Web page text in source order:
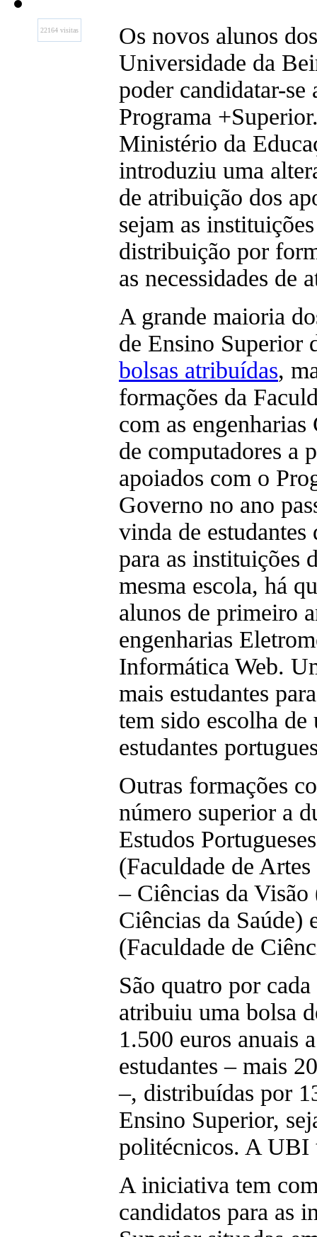
22164 visitas
Os novos alunos
Universidade da
poder candidatar-se
Programa
Ministério da
introduziu uma
de atribuição dos
sejam as
distribuição por
as necessidades de
A grande maioria
de Ensino Superior
bolsas atribuídas,
formações da
com as
de computadores a
apoiados com o
Governo no ano
vinda de
para as instituições
mesma escola, há
alunos de primeiro
engenharias
Informática Web.
mais estudantes
tem sido escolha de
estudantes
Outras formações
número superior a
Estudos
(Faculdade de
– Ciências da Visão
Ciências da
(Faculdade de
São quatro por
atribuiu uma bolsa
1.500 euros anuais
estudantes – mais
–, distribuídas por
Ensino Superior,
politécnicos. A UBI
A iniciativa tem
candidatos para as